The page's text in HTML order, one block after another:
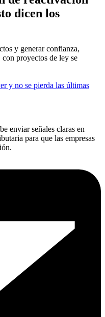
dicen los
y generar confianza,
con proyectos de ley se
y no se pierda las últimas
enviar señales claras en
para que las empresas